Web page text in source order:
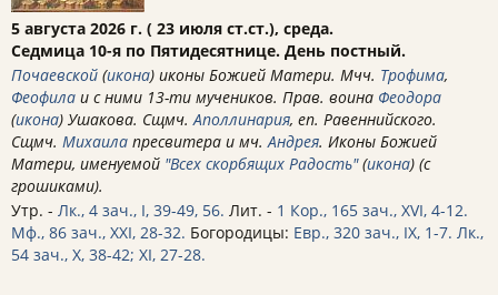
5 августа 2026 г. ( 23 июля ст.ст.), среда.
Седмица 10-я по Пятидесятнице. День постный.
Почаевской (икона) иконы Божией Матери. Мчч. Трофима,
Феофила и с ними 13-ти мучеников. Прав. воина Феодора
(икона) Ушакова. Сщмч.Аполлинария, еп. Равеннийского.
Сщмч. Михаила пресвитера и мч.Андрея. Иконы Божией
Матери, именуемой "Всех скорбящих Радость"(икона) (с
грошиками).
Утр. - Лк., 4 зач., I, 39-49, 56. Лит. - 1 Кор., 165 зач., XVI, 4-12.
Мф., 86 зач., XXI, 28-32. Богородицы: Евр., 320 зач., IX, 1-7. Лк.,
54 зач., X, 38-42; XI, 27-28.